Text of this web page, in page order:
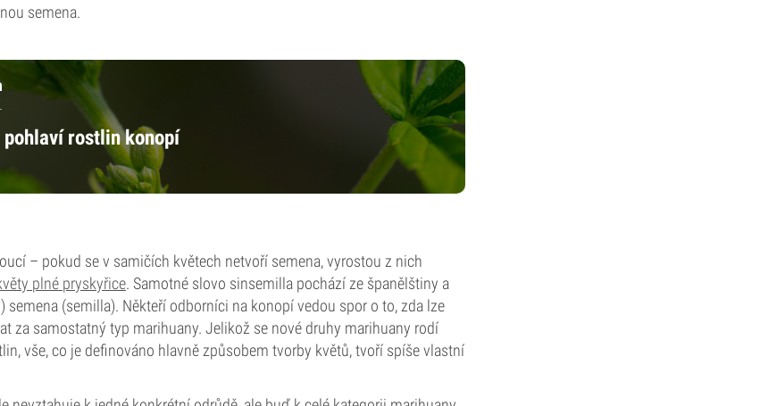
semena.
rostlin konopí
– pokud se v samičích květech netvoří semena, vyrostou z nich
plné pryskyřice. Samotné slovo sinsemilla pochází ze španělštiny a
semena (semilla). Někteří odborníci na konopí vedou spor o to, zda lze
za samostatný typ marihuany. Jelikož se nové druhy marihuany rodí
vše, co je definováno hlavně způsobem tvorby květů, tvoří spíše vlastní